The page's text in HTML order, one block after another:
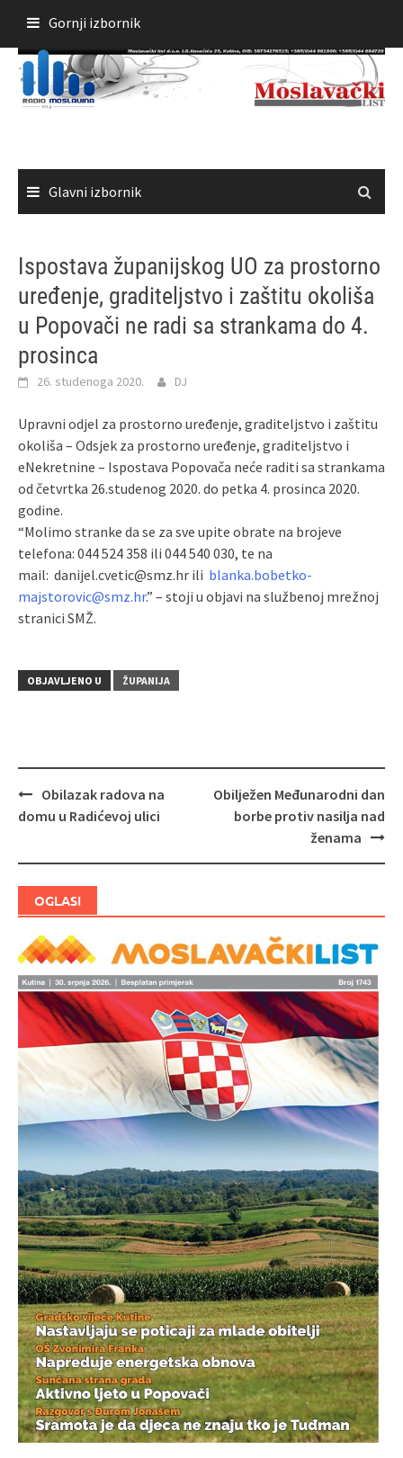
sadržaja
Gornji izbornik
Glavni izbornik
Ispostava županijskog UO za prostorno
uređenje, graditeljstvo i zaštitu okoliša
u Popovači ne radi sa strankama do 4.
prosinca
26. studenoga 2020. DJ
Upravni odjel za prostorno uređenje, graditeljstvo i zaštitu
okoliša – Odsjek za prostorno uređenje, graditeljstvo i
eNekretnine – Ispostava Popovača neće raditi sa strankama
od četvrtka 26.studenog 2020. do petka 4. prosinca 2020.
godine.
“Molimo stranke da se za sve upite obrate na brojeve
telefona: 044 524 358 ili 044 540 030, te na
mail: danijel.cvetic@smz.hr ili blanka.bobetko-
majstorovic@smz.hr.” – stoji u objavi na službenoj mrežnoj
stranici SMŽ.
OBJAVLJENO U ŽUPANIJA
Navigacija
Obilazak radova na
domu u Radićevoj ulici
Obilježen Međunarodni dan
borbe protiv nasilja nad
ženama
OGLASI